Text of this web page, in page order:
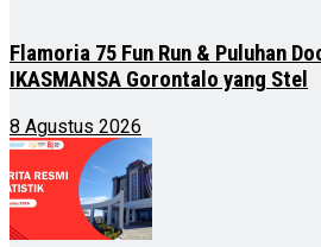
Flamoria 75 Fun Run & Puluhan
IKASMANSA Gorontalo yang Stel
8 Agustus 2026